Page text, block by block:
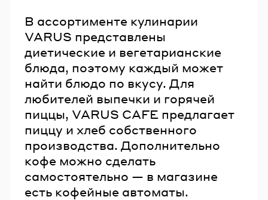
В ассортименте кулинарии
VARUS представлены
диетические и вегетарианские
блюда, поэтому каждый может
найти блюдо по вкусу. Для
любителей выпечки и горячей
пиццы, VARUS CAFE предлагает
пиццу и хлеб собственного
производства. Дополнительно
кофе можно сделать
самостоятельно — в магазине
есть кофейные автоматы.